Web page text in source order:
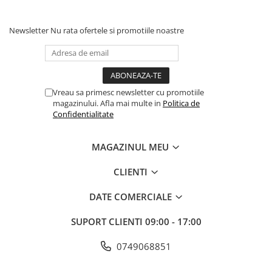
Aspersoare
Furtunuri gradinarit
Hamace si leagane
Lopeti si unelte deszapezit
Panouri si elemente gard
Newsletter Nu rata ofertele si promotiile noastre
Vreau sa primesc newsletter cu promotiile
magazinului. Afla mai multe in Politica de
Confidentialitate
MAGAZINUL MEU
CLIENTI
DATE COMERCIALE
SUPORT CLIENTI 09:00 - 17:00
0749068851